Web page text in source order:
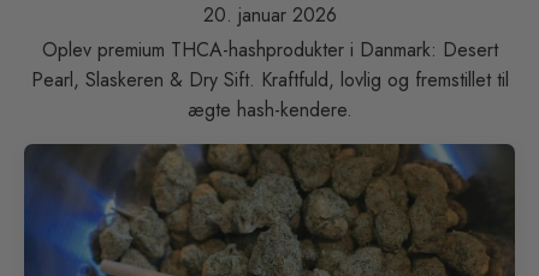
20. januar 2026
Oplev premium THCA-hashprodukter i Danmark: Desert
Pearl, Slaskeren & Dry Sift. Kraftfuld, lovlig og fremstillet til
ægte hash-kendere.